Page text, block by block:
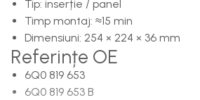
Tip: inserție / panel
Timp montaj: ≈15 min
Dimensiuni: 254 × 224 × 36 mm
Referințe OE
6Q0 819 653
6Q0 819 653 B